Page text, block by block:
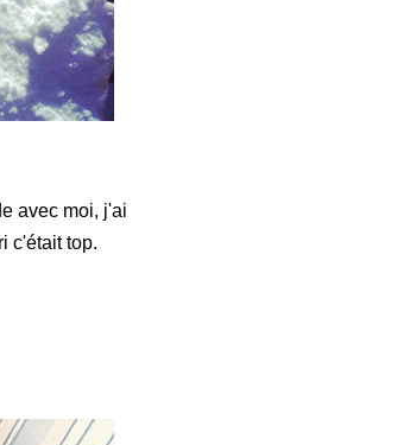
avec moi, j'ai
c'était top.